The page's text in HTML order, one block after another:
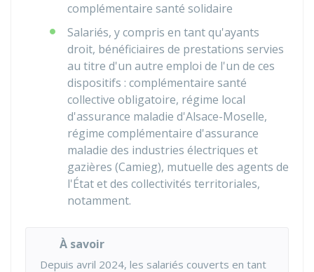
complémentaire santé solidaire
Salariés, y compris en tant qu'ayants
droit, bénéficiaires de prestations servies
au titre d'un autre emploi de l'un de ces
dispositifs : complémentaire santé
collective obligatoire, régime local
d'assurance maladie d'Alsace-Moselle,
régime complémentaire d'assurance
maladie des industries électriques et
gazières (Camieg), mutuelle des agents de
l'État et des collectivités territoriales,
notamment.
À savoir
Depuis avril 2024, les salariés couverts en tant